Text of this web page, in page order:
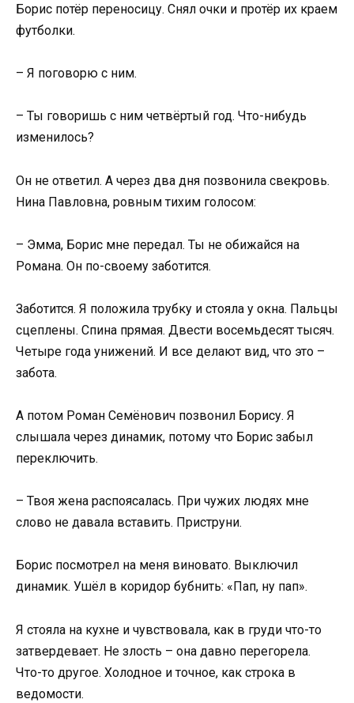
Борис потёр переносицу. Снял очки и протёр их краем
футболки.
– Я поговорю с ним.
– Ты говоришь с ним четвёртый год. Что-нибудь
изменилось?
Он не ответил. А через два дня позвонила свекровь.
Нина Павловна, ровным тихим голосом:
– Эмма, Борис мне передал. Ты не обижайся на
Романа. Он по-своему заботится.
Заботится. Я положила трубку и стояла у окна. Пальцы
сцеплены. Спина прямая. Двести восемьдесят тысяч.
Четыре года унижений. И все делают вид, что это –
забота.
А потом Роман Семёнович позвонил Борису. Я
слышала через динамик, потому что Борис забыл
переключить.
– Твоя жена распоясалась. При чужих людях мне
слово не давала вставить. Приструни.
Борис посмотрел на меня виновато. Выключил
динамик. Ушёл в коридор бубнить: «Пап, ну пап».
Я стояла на кухне и чувствовала, как в груди что-то
затвердевает. Не злость – она давно перегорела.
Что-то другое. Холодное и точное, как строка в
ведомости.